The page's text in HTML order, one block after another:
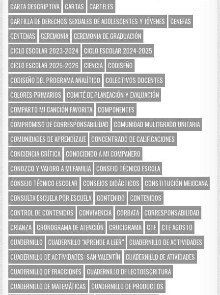
CARTA DESCRIPTIVA CARTAS
CARTELES
CARTILLA DE DERECHOS SEXUALES DE ADOLESCENTES Y JÓVENES
CENEFAS
CENTENAS
CEREMONIA CEREMONIA DE GRADUACIÓN
CICLO ESCOLAR 2023-2024
CICLO ESCOLAR 2024-2025
CICLO ESCOLAR 2025-2026
CIENCIA CODISEÑO
CODISEÑO DEL PROGRAMA ANALÍTICO
COLECTIVOS DOCENTES
COLORES PRIMARIOS
COMITÉ DE PLANEACIÓN Y EVALUACIÓN
COMPARTO MI CANCIÓN FAVORITA COMPONENTES
COMPROMISO DE CORRESPONSABILIDAD
COMUNIDAD MULTIGRADO UNITARIA
COMUNIDADES DE APRENDIZAJE CONCENTRADO DE CALIFICACIONES
CONCIENCIA CRÍTICA CONOCIENDO A MI COMPAÑERO
CONOZCO Y VALORO A MI FAMILIA CONSEJO TÉCNICO ESCOLA
CONSEJO TÉCNICO ESCOLAR
CONSEJOS DIDÁCTICOS
CONSTITUCIÓN MEXICANA
CONSULTA ESCUELA POR ESCUELA CONTENIDO
CONTENIDOS
CONTROL DE CONTENIDOS
CONVIVENCIA CORBATA CORRESPONSABILIDAD
CRIANZA CRONOGRAMA DE ATENCIÓN CRUCIGRAMA CTE CTE AGOSTO
CUADERNILLO
CUADERNILLO "APRENDE A LEER" CUADERNILLO DE ACTIVIDADES
CUADERNILLO DE ACTIVIDADES: SAN VALENTÍN
CUADERNILLO DE ATIVIDADES
CUADERNILLO DE FRACCIONES
CUADERNILLO DE LECTOESCRITURA
CUADERNILLO DE MATEMÁTICAS
CUADERNILLO DE PRODUCTOS